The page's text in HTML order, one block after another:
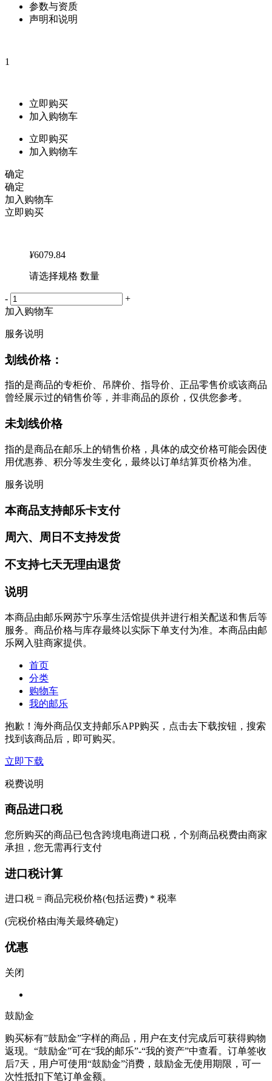
参数与资质
声明和说明
1
立即购买
加入购物车
立即购买
加入购物车
确定
确定
加入购物车
立即购买
¥6079.84
请选择规格 数量
-
+
加入购物车
服务说明
划线价格：
指的是商品的专柜价、吊牌价、指导价、正品零售价或该商品
曾经展示过的销售价等，并非商品的原价，仅供您参考。
未划线价格
指的是商品在邮乐上的销售价格，具体的成交价格可能会因使
用优惠券、积分等发生变化，最终以订单结算页价格为准。
服务说明
本商品支持邮乐卡支付
周六、周日不支持发货
不支持七天无理由退货
说明
本商品由邮乐网苏宁乐享生活馆提供并进行相关配送和售后等
服务。商品价格与库存最终以实际下单支付为准。本商品由邮
乐网入驻商家提供。
首页
分类
购物车
我的邮乐
抱歉！海外商品仅支持邮乐APP购买，点击去下载按钮，搜索
找到该商品后，即可购买。
立即下载
税费说明
商品进口税
您所购买的商品已包含跨境电商进口税，个别商品税费由商家
承担，您无需再行支付
进口税计算
进口税 = 商品完税价格(包括运费) * 税率
(完税价格由海关最终确定)
优惠
关闭
鼓励金
购买标有”鼓励金”字样的商品，用户在支付完成后可获得购物
返现。“鼓励金”可在“我的邮乐”-“我的资产”中查看。订单签收
后7天，用户可使用“鼓励金”消费，鼓励金无使用期限，可一
次性抵扣下笔订单金额。